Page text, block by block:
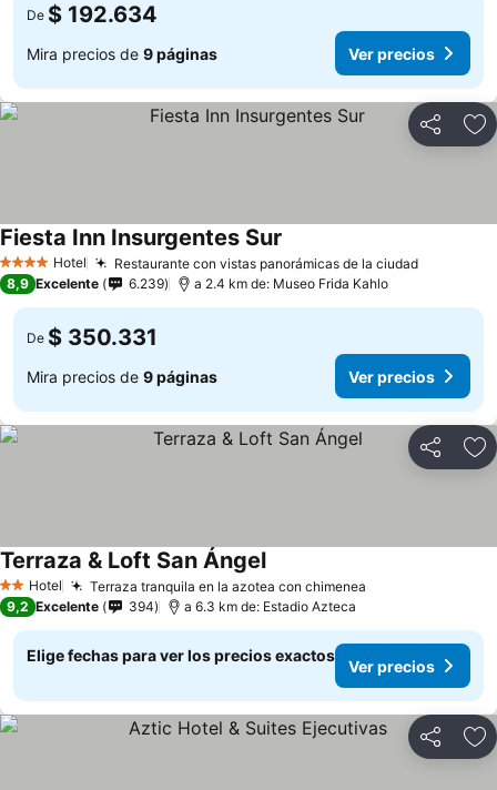
De $ 192.634
Mira precios de 9 páginas Ver precios
Compartir
4 EstrellasHotel Restaurante con vistas panorámicas de la ciudadVer
Fiesta Inn Insurgentes Sur
8,9 Excelente 6.239 a 2.4 km de: Museo Frida Kahlo
De $ 350.331
Mira precios de 9 páginas Ver precios
Compartir
2 Estrellas
Hotel Terraza tranquila en la azotea con chimenea
Terraza & Loft San ÁngelVer precios
9,2 Excelente 394 a 6.3 km de: Estadio Azteca
Elige fechas para ver los precios exactos
Ver precios
Compartir